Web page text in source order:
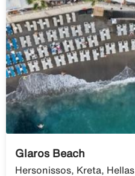
Glaros Beach
Hersonissos, Kreta, Hellas